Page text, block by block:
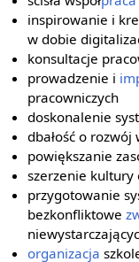
inspirowanie i
w dobie
konsultacje
prowadzenie i
pracowniczych
doskonalenie
dbałość o rozwój
powiększanie
szerzenie kultury
przygotowanie
bezkonfliktowe
organizacja